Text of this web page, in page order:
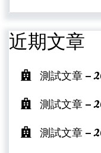
近期文章
測試文章 –
測試文章 –
測試文章 –